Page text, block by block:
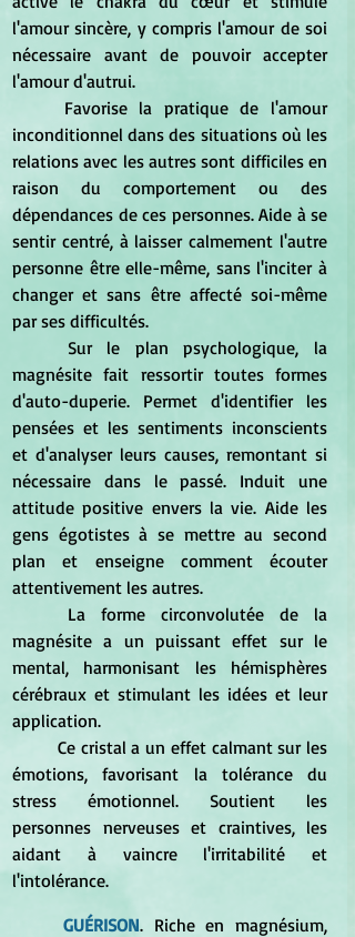
l'amour sincère, y compris l'amour de soi
nécessaire avant de pouvoir accepter
l'amour d'autrui.
inconditionnel dans des situations où les
relations avec les autres sont difficiles en
raison du comportement ou des
dépendances de ces personnes. Aide à se
sentir centré, à laisser calmement l'autre
personne être elle-même, sans l'inciter à
changer et sans être affecté soi-même
par ses difficultés.
magnésite fait ressortir toutes formes
d'auto-duperie. Permet d'identifier les
pensées et les sentiments inconscients
et d'analyser leurs causes, remontant si
nécessaire dans le passé. Induit une
attitude positive envers la vie. Aide les
gens égotistes à se mettre au second
plan et enseigne comment écouter
attentivement les autres.
magnésite a un puissant effet sur le
mental, harmonisant les hémisphères
cérébraux et stimulant les idées et leur
application.
émotions, favorisant la tolérance du
stress émotionnel. Soutient les
personnes nerveuses et craintives, les
aidant à vaincre l'irritabilité et
l'intolérance.
GUÉRISON. Riche en magnésium,